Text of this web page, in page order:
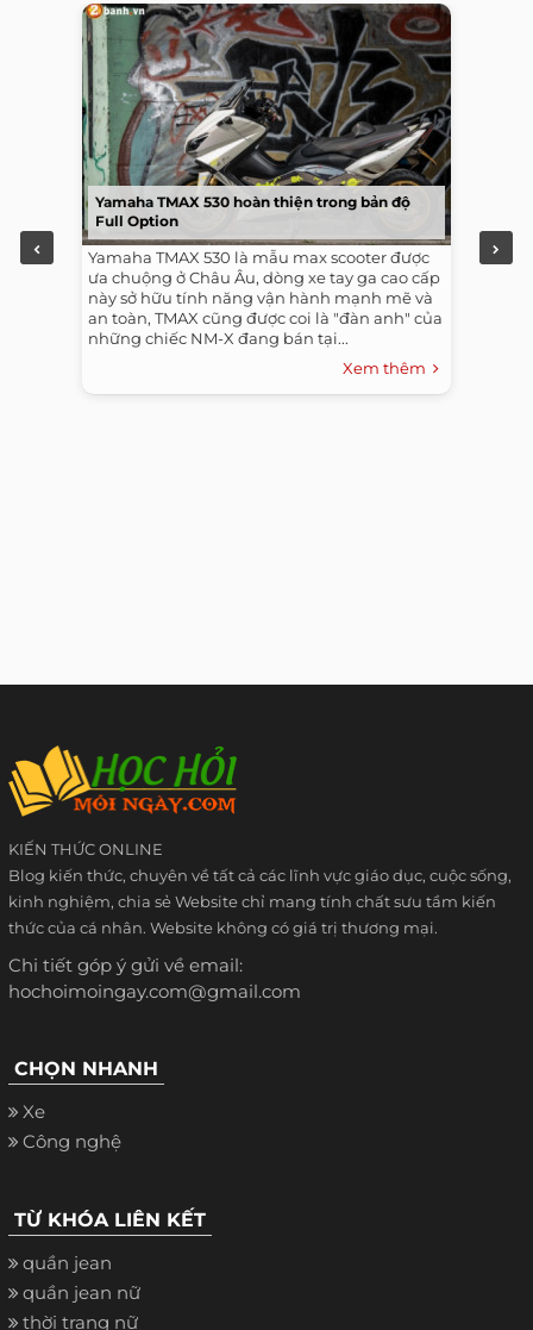
Yamaha TMAX 530 hoàn thiện trong bản độ
Full Option
Yamaha TMAX 530 là mẫu max scooter được
ưa chuộng ở Châu Âu, dòng xe tay ga cao cấp
này sở hữu tính năng vận hành mạnh mẽ và
an toàn, TMAX cũng được coi là "đàn anh" của
những chiếc NM-X đang bán tại...
Xem thêm
KIẾN THỨC ONLINE
Blog kiến thức, chuyên về tất cả các lĩnh vực giáo dục, cuộc sống,
kinh nghiệm, chia sẻ Website chỉ mang tính chất sưu tầm kiến
thức của cá nhân. Website không có giá trị thương mại.
Chi tiết góp ý gửi về email:
hochoimoingay.com@gmail.com
CHỌN NHANH
Xe
Công nghệ
TỪ KHÓA LIÊN KẾT
quần jean
quần jean nữ
thời trang nữ